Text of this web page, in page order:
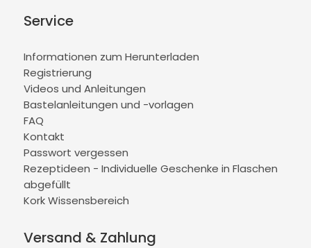
Service
Informationen zum Herunterladen
Registrierung
Videos und Anleitungen
Bastelanleitungen und -vorlagen
FAQ
Kontakt
Passwort vergessen
Rezeptideen - Individuelle Geschenke in Flaschen
abgefüllt
Kork Wissensbereich
Versand & Zahlung